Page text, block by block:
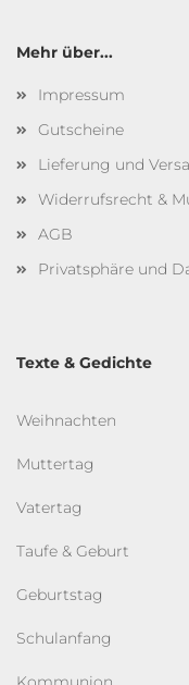
Mehr über...
Impressum
Gutscheine
Lieferung und
Widerrufsrecht &
AGB
Privatsphäre und
Texte & Gedichte
Weihnachten
Muttertag
Vatertag
Taufe & Geburt
Geburtstag
Schulanfang